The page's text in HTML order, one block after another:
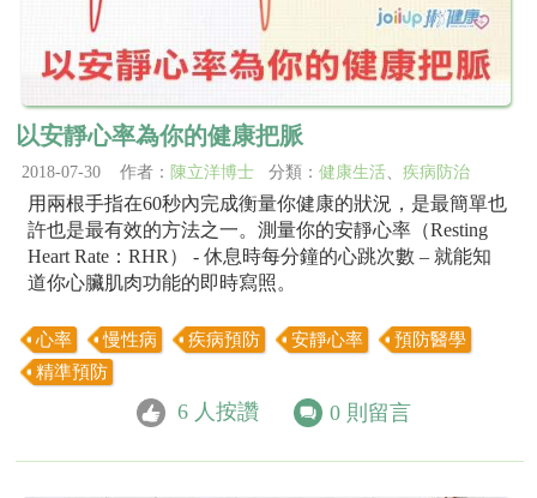
以安靜心率為你的健康把脈
2018-07-30 作者： 陳立洋博士 分類： 健康生活 疾病防治
用兩根手指在60秒內完成衡量你健康的狀況，是最簡單也
許也是最有效的方法之一。測量你的安靜心率（Resting
Heart Rate：RHR） - 休息時每分鐘的心跳次數 – 就能知
道你心臟肌肉功能的即時寫照。
心率 慢性病 疾病預防 安靜心率
預防醫學
精準預防
6 人按讚 0 則留言